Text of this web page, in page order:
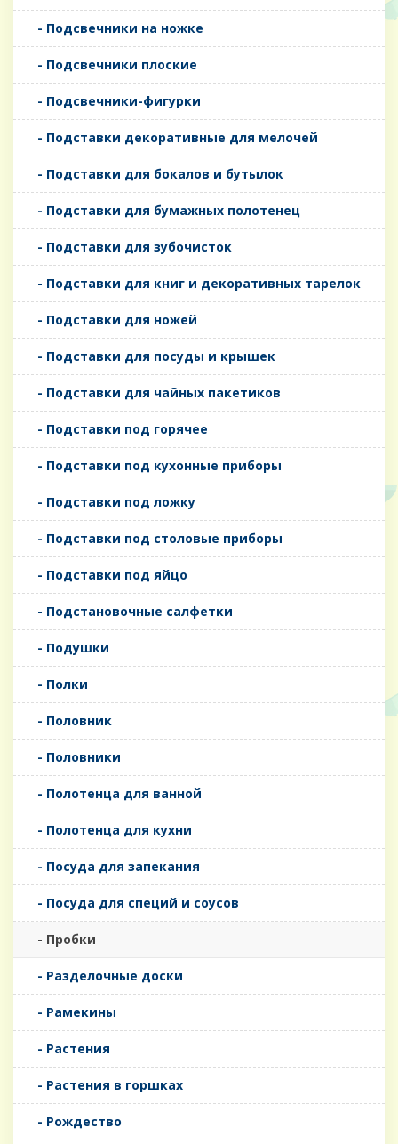
- Подсвечники на ножке
- Подсвечники плоские
- Подсвечники-фигурки
- Подставки декоративные для мелочей
- Подставки для бокалов и бутылок
- Подставки для бумажных полотенец
- Подставки для зубочисток
- Подставки для книг и декоративных тарелок
- Подставки для ножей
- Подставки для посуды и крышек
- Подставки для чайных пакетиков
- Подставки под горячее
- Подставки под кухонные приборы
- Подставки под ложку
- Подставки под столовые приборы
- Подставки под яйцо
- Подстановочные салфетки
- Подушки
- Полки
- Половник
- Половники
- Полотенца для ванной
- Полотенца для кухни
- Посуда для запекания
- Посуда для специй и соусов
- Пробки
- Разделочные доски
- Рамекины
- Растения
- Растения в горшках
- Рождество